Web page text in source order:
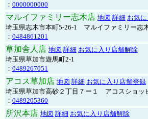
： 0000000000
マルイファミリー志木店 地図 詳細 お気
埼玉県志木市本町5-26-1 マルイファミリー志
： 0484861201
草加舎人店 地図 詳細 お気に入り店舗解除
埼玉県草加市遊馬町2-1
： 0489267051
アコス草加店 地図 詳細 お気に入り店舗登録
埼玉県草加市高砂２丁目７ー１ アコスショッ
： 0489205360
所沢本店 地図 詳細 お気に入り店舗解除